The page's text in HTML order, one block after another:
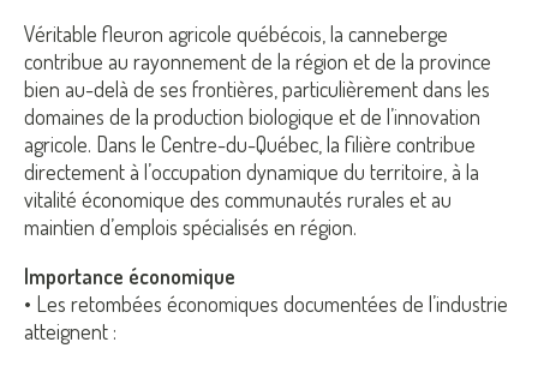
Véritable fleuron agricole québécois, la canneberge
contribue au rayonnement de la région et de la province
bien au-delà de ses frontières, particulièrement dans les
domaines de la production biologique et de l’innovation
agricole. Dans le Centre-du-Québec, la filière contribue
directement à l’occupation dynamique du territoire, à la
vitalité économique des communautés rurales et au
maintien d’emplois spécialisés en région.
Importance économique
• Les retombées économiques documentées de l’industrie
atteignent :